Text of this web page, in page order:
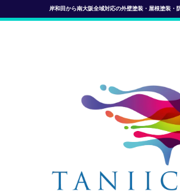
岸和田から南大阪全域対応の外壁塗装・屋根塗装・